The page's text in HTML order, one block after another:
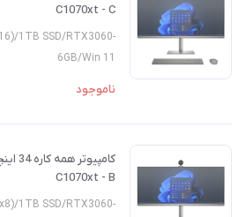
C1070xt - C
1TB SSD/RTX3060-
6GB/Win 11
ناموجود
C1070xt - B
1TB SSD/RTX3060-